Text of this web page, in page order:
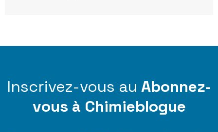
Inscrivez-vous au Abonnez-
vous à Chimieblogue